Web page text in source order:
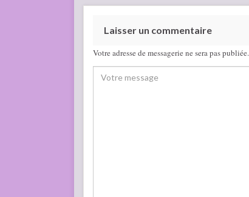
Laisser un commentaire
Votre adresse de messagerie ne sera pas publiée.